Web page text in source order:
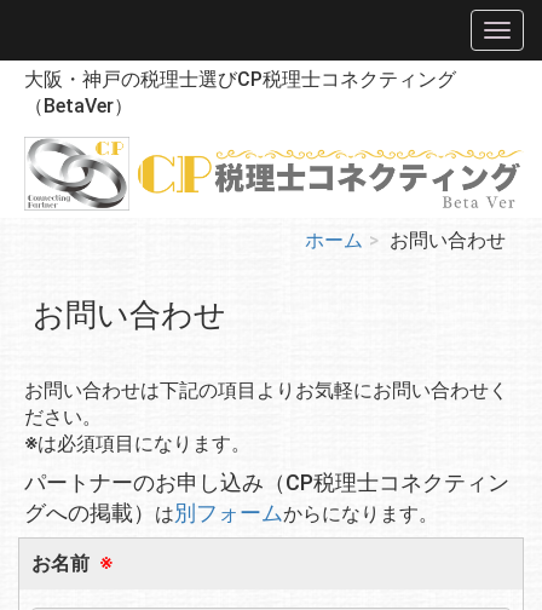
大阪・神戸の税理士選びCP税理士コネクティング
（BetaVer）
ホーム お問い合わせ
お問い合わせ
お問い合わせは下記の項目よりお気軽にお問い合わせく
ださい。
※は必須項目になります。
パートナーのお申し込み （CP税理士コネクティン
グへの掲載）
は別フォームからになります。
お名前 ※